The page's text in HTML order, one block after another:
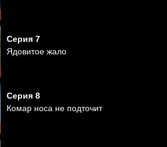
Серия 7
Ядовитое жало
Серия 8
Комар носа не подточит